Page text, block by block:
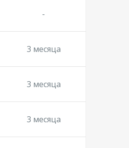
-
3 месяца
3 месяца
3 месяца